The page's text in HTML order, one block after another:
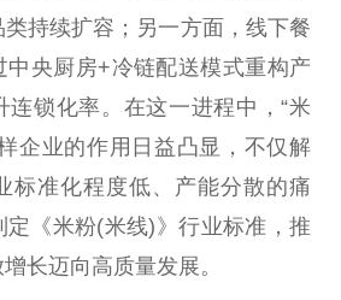
持续扩容；另一方面，线下餐
中央厨房+冷链配送模式重构产
连锁化率。在这一进程中，“米
企业的作用日益凸显，不仅解
标准化程度低、产能分散的痛
定《米粉(米线)》行业标准，推
长迈向高质量发展。